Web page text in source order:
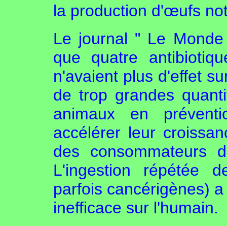
la production d'œufs
Le journal " Le
que quatre
n'avaient plus d'effet
de trop grandes
animaux en
accélérer leur
des
L'ingestion répétée
parfois cancérigènes)
inefficace sur l'humain.